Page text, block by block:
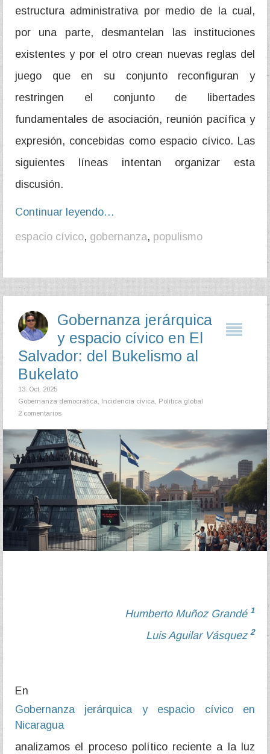
estructura administrativa por medio de la cual,
por una parte, desmantelan las instituciones
existentes y por el otro crean nuevas reglas del
juego que en su conjunto reconfiguran y
restringen el conjunto de libertades
fundamentales de asociación, reunión pacífica y
expresión, concebidas como espacio cívico. Las
siguientes líneas intentan organizar esta
discusión.
Continuar leyendo…
espacio cívico, gobernanza, populismo
Gobernanza jerárquica
y espacio cívico en El
Salvador: del Bukelismo al
Bukelato
13. Oct. 2025
Gobernanza democrática
Incidencia cívica
Política global
2 comentarios
Humberto Muñoz Grandé 1
Luis Aguilar Vásquez 2
En
Gobernanza jerárquica y espacio cívico en
Nicaragua
analizamos el proceso político reciente a la luz